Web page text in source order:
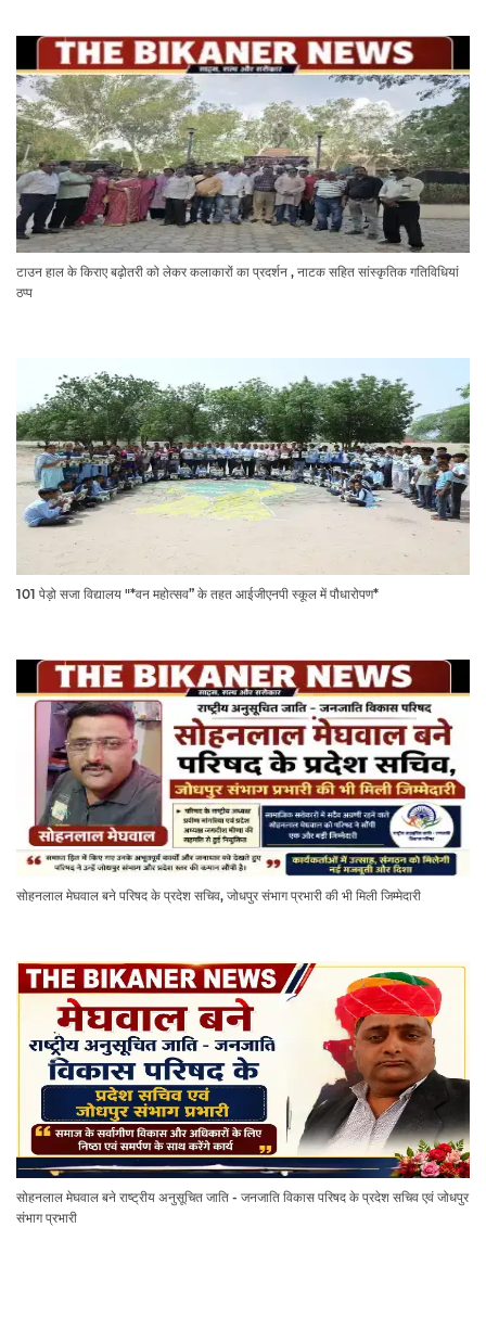
टाउन हाल के किराए बढ़ोतरी को लेकर कलाकारों का प्रदर्शन , नाटक सहित सांस्कृतिक गतिविधियां
ठप्प
101 पेड़ो सजा विद्यालय "*वन महोत्सव” के तहत आईजीएनपी स्कूल में पौधारोपण*
सोहनलाल मेघवाल बने परिषद के प्रदेश सचिव, जोधपुर संभाग प्रभारी की भी मिली जिम्मेदारी
सोहनलाल मेघवाल बने राष्ट्रीय अनुसूचित जाति - जनजाति विकास परिषद के प्रदेश सचिव एवं जोधपुर
संभाग प्रभारी